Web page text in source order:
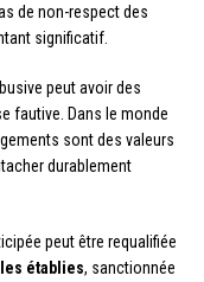
de non-respect des
significatif.
peut avoir des
fautive. Dans le monde
sont des valeurs
durablement
peut être requalifiée
établies, sanctionnée